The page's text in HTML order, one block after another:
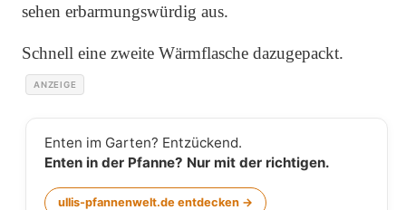
sehen erbarmungswürdig aus.
Schnell eine zweite Wärmflasche dazugepackt.
ANZEIGE
Enten im Garten? Entzückend.
Enten in der Pfanne? Nur mit der richtigen.
ullis-pfannenwelt.de entdecken →